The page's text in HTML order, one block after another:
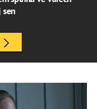
sen